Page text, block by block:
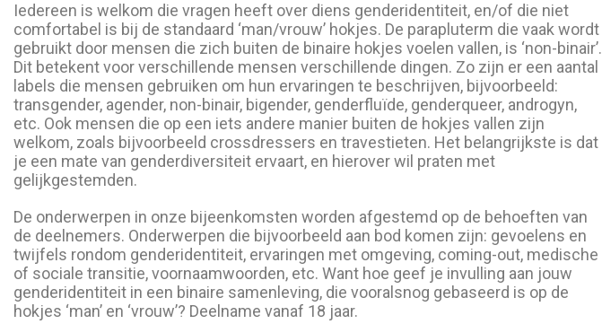
Iedereen is welkom die vragen heeft over diens genderidentiteit, en/of die niet
comfortabel is bij de standaard ‘man/vrouw’ hokjes. De parapluterm die vaak wordt
gebruikt door mensen die zich buiten de binaire hokjes voelen vallen, is ‘non-binair’.
Dit betekent voor verschillende mensen verschillende dingen. Zo zijn er een aantal
labels die mensen gebruiken om hun ervaringen te beschrijven, bijvoorbeeld:
transgender, agender, non-binair, bigender, genderfluïde, genderqueer, androgyn,
etc. Ook mensen die op een iets andere manier buiten de hokjes vallen zijn
welkom, zoals bijvoorbeeld crossdressers en travestieten. Het belangrijkste is dat
je een mate van genderdiversiteit ervaart, en hierover wil praten met
gelijkgestemden.
De onderwerpen in onze bijeenkomsten worden afgestemd op de behoeften van
de deelnemers. Onderwerpen die bijvoorbeeld aan bod komen zijn: gevoelens en
twijfels rondom genderidentiteit, ervaringen met omgeving, coming-out, medische
of sociale transitie, voornaamwoorden, etc. Want hoe geef je invulling aan jouw
genderidentiteit in een binaire samenleving, die vooralsnog gebaseerd is op de
hokjes ‘man’ en ‘vrouw’? Deelname vanaf 18 jaar.